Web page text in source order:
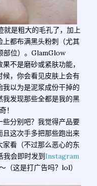
就是粗大的毛孔了，加上
都布满黑头粉刺（尤其
部位）。GlamGlow
不是磨砂或紧肤功能，
，你会看见皮肤上会有
以为是泥浆成份干掉的
发现那些全都是我的黑
！
分别吧？我觉得产品要
这次手多把那些跑出来
看（不过那么恶心的东
我会即时发到Instagram
（这是打广告吗？lol）